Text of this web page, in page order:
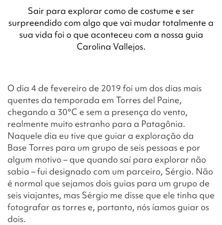
Sair para explorar como de costume e ser
surpreendido com algo que vai mudar totalmente a
sua vida foi o que aconteceu com a nossa guia
Carolina Vallejos.
O dia 4 de fevereiro de 2019 foi um dos dias mais
quentes da temporada em Torres del Paine,
chegando a 30°C e sem a presença do vento,
realmente muito estranho para a Patagônia.
Naquele dia eu tive que guiar a exploração da
Base Torres para um grupo de seis pessoas e por
algum motivo – que quando saí para explorar não
sabia – fui designado com um parceiro, Sérgio. Não
é normal que sejamos dois guias para um grupo de
seis viajantes, mas Sérgio me disse que ele tinha que
fotografar as torres e, portanto, nós íamos guiar os
dois.